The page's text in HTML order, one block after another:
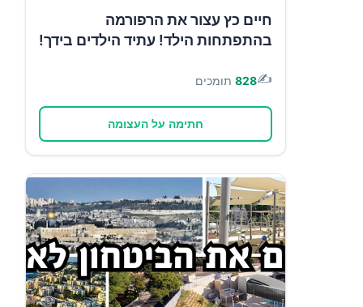
חיים כץ עצור את הרפורמה
בהתפתחות הילד! עתיד הילדים בידך!
✍️
828 תומכים
חתימה על העצומה